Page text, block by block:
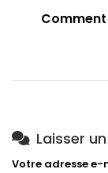
Laisser
Votre adresse e-